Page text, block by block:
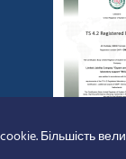
Більшість